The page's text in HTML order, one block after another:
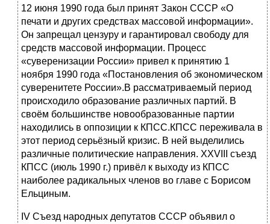
12 июня 1990 года был принят Закон СССР «О
печати и других средствах массовой информации».
Он запрещал цензуру и гарантировал свободу для
средств массовой информации. Процесс
«суверенизации России» привел к принятию 1
ноября 1990 года «Постановления об экономическом
суверенитете России».В рассматриваемый период
происходило образование различных партий. В
своём большинстве новообразованные партии
находились в оппозиции к КПСС.КПСС переживала в
этот период серьёзный кризис. В ней выделились
различные политические направления. XXVIII съезд
КПСС (июль 1990 г.) привёл к выходу из КПСС
наиболее радикальных членов во главе с Борисом
Ельциным.
IV Съезд народных депутатов СССР объявил о